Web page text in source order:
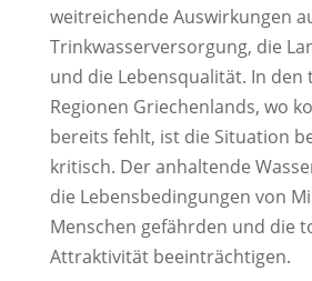
weitreichende Auswirkungen
Trinkwasserversorgung, die
und die Lebensqualität. In den
Regionen Griechenlands, wo
bereits fehlt, ist die Situation
kritisch. Der anhaltende
die Lebensbedingungen von
Menschen gefährden und die
Attraktivität beeinträchtigen.